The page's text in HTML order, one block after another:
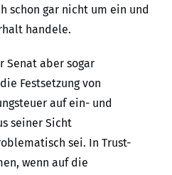
schon gar nicht um ein und
handele.
Senat aber sogar
Festsetzung von
auf ein- und
seiner Sicht
sei. In Trust-
wenn auf die